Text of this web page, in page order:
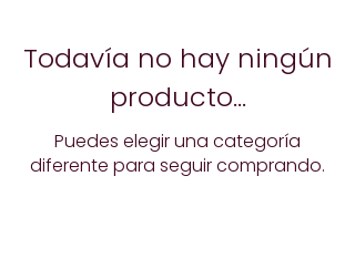
Todavía no hay ningún
producto...
Puedes elegir una categoría
diferente para seguir comprando.